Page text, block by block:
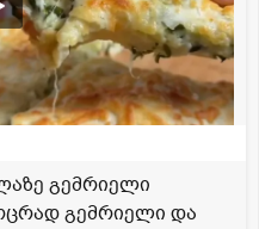
გემრიელი
გემრიელი და